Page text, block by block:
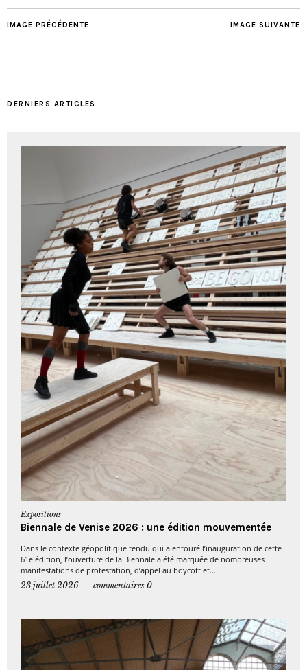
IMAGE SUIVANTE
IMAGE PRÉCÉDENTE
DERNIERS ARTICLES
Expositions
Biennale de Venise 2026 : une édition mouvementée
Dans le contexte géopolitique tendu qui a entouré l’inauguration de cette
61e édition, l’ouverture de la Biennale a été marquée de nombreuses
manifestations de protestation, d’appel au boycott et...
23 juillet 2026
commentaires 0